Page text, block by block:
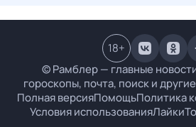
© Рамблер — главные
гороскопы, почта, поиск и
Полная версияПомощьПолитика
Условия использованияЛайки
18+